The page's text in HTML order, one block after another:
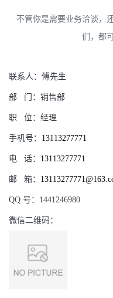
不管你是需要业务洽谈，
们，都
联系人： 傅先生
部 门： 销售部
职 位： 经理
手机号： 13113277771
电 话： 13113277771
邮 箱：
QQ 号： 1441246980
微信二维码：